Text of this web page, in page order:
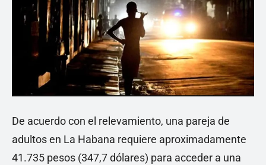
De acuerdo con el relevamiento, una pareja de
adultos en La Habana requiere aproximadamente
41.735 pesos (347,7 dólares) para acceder a una